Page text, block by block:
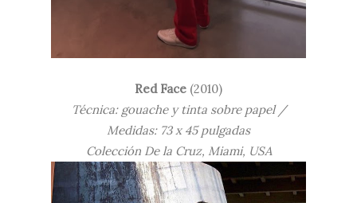
Red Face (2010)
Técnica: gouache y tinta sobre papel /
Medidas: 73 x 45 pulgadas
Colección De la Cruz, Miami, USA